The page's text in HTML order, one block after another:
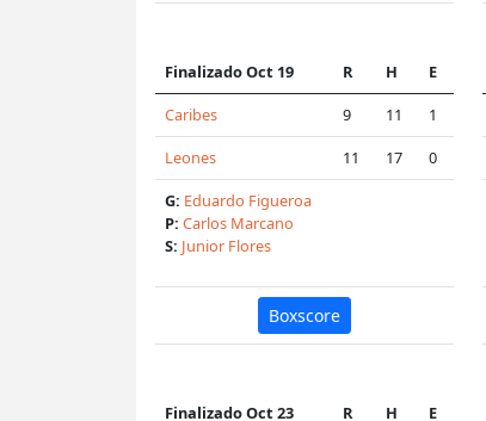
Finalizado Oct 19 R H
E
Caribes
9 11
1
Leones
11 17
0
G: Eduardo Figueroa
P: Carlos Marcano
S: Junior Flores
Boxscore
Finalizado Oct 23 R H
E